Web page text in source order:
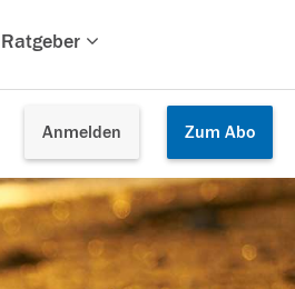
Ratgeber
Anmelden Zum Abo